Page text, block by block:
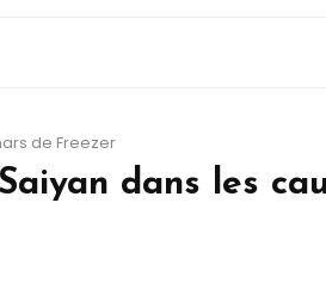
de Freezer
dans les